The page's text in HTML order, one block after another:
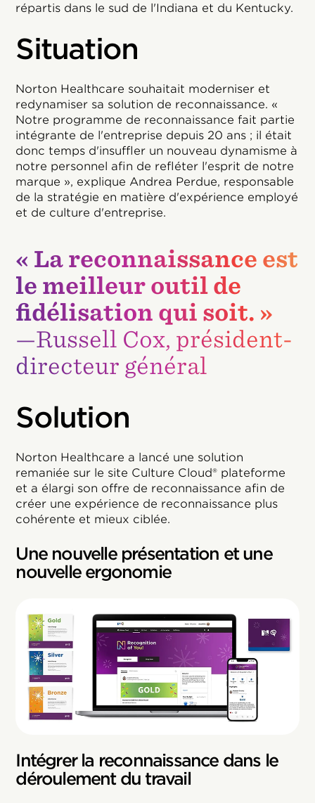
répartis dans le sud de l'Indiana et du Kentucky.
Situation
Norton Healthcare souhaitait moderniser et
redynamiser sa solution de reconnaissance. «
Notre programme de reconnaissance fait partie
intégrante de l'entreprise depuis 20 ans ; il était
donc temps d'insuffler un nouveau dynamisme à
notre personnel afin de refléter l'esprit de notre
marque », explique Andrea Perdue, responsable
de la stratégie en matière d'expérience employé
et de culture d'entreprise.
« La reconnaissance est
le meilleur outil de
fidélisation qui soit. »
—Russell Cox, président-
directeur général
Solution
Norton Healthcare a lancé une solution
remaniée sur le site Culture Cloud® plateforme
et a élargi son offre de reconnaissance afin de
créer une expérience de reconnaissance plus
cohérente et mieux ciblée.
Une nouvelle présentation et une
nouvelle ergonomie
Intégrer la reconnaissance dans le
déroulement du travail